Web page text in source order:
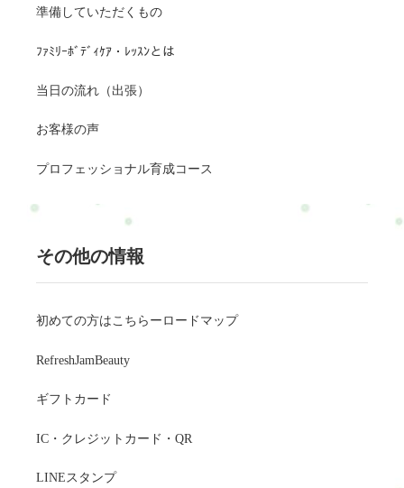
準備していただくもの
ﾌｧﾐﾘｰﾎﾞﾃﾞｨｹｱ・ﾚｯｽﾝとは
当日の流れ（出張）
お客様の声
プロフェッショナル育成コース
その他の情報
初めての方はこちらーロードマップ
RefreshJamBeauty
ギフトカード
IC・クレジットカード・QR
LINEスタンプ